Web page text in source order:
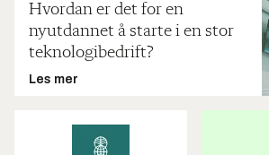
Hvordan er det for en
nyutdannet å starte i en stor
teknologibedrift?
Les mer